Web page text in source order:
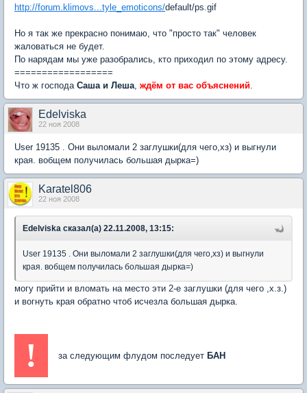
http://forum.klimovs...tyle_emoticons/default/ps.gif
Но я так же прекрасно понимаю, что "просто так" человек
жаловаться не будет.
По нарядам мы уже разобрались, кто приходил по этому адресу.
==================
Что ж господа Саша и Леша, ждём от вас объяснений.
Edelviska
22 ноя 2008
User 19135 . Они выломали 2 заглушки(для чего,хз) и выгнули
края. вобщем получилась большая дырка=)
Karatel806
22 ноя 2008
Edelviska сказал(а) 22.11.2008, 13:15:
User 19135 . Они выломали 2 заглушки(для чего,хз) и выгнули
края. вобщем получилась большая дырка=)
могу прийти и вломать на место эти 2-е заглушки (для чего ,х.з.)
и вогнуть края обратно чтоб исчезла большая дырка.
! за следующим флудом последует БАН